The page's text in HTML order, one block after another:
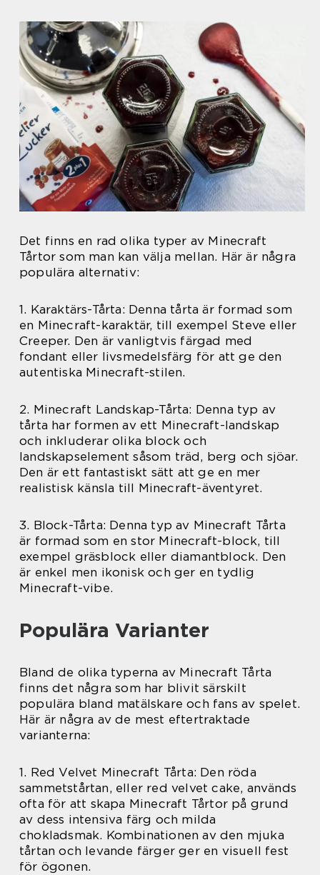
Det finns en rad olika typer av Minecraft
Tårtor som man kan välja mellan. Här är några
populära alternativ:
1. Karaktärs-Tårta: Denna tårta är formad som
en Minecraft-karaktär, till exempel Steve eller
Creeper. Den är vanligtvis färgad med
fondant eller livsmedelsfärg för att ge den
autentiska Minecraft-stilen.
2. Minecraft Landskap-Tårta: Denna typ av
tårta har formen av ett Minecraft-landskap
och inkluderar olika block och
landskapselement såsom träd, berg och sjöar.
Den är ett fantastiskt sätt att ge en mer
realistisk känsla till Minecraft-äventyret.
3. Block-Tårta: Denna typ av Minecraft Tårta
är formad som en stor Minecraft-block, till
exempel gräsblock eller diamantblock. Den
är enkel men ikonisk och ger en tydlig
Minecraft-vibe.
Populära Varianter
Bland de olika typerna av Minecraft Tårta
finns det några som har blivit särskilt
populära bland matälskare och fans av spelet.
Här är några av de mest eftertraktade
varianterna:
1. Red Velvet Minecraft Tårta: Den röda
sammetstårtan, eller red velvet cake, används
ofta för att skapa Minecraft Tårtor på grund
av dess intensiva färg och milda
chokladsmak. Kombinationen av den mjuka
tårtan och levande färger ger en visuell fest
för ögonen.